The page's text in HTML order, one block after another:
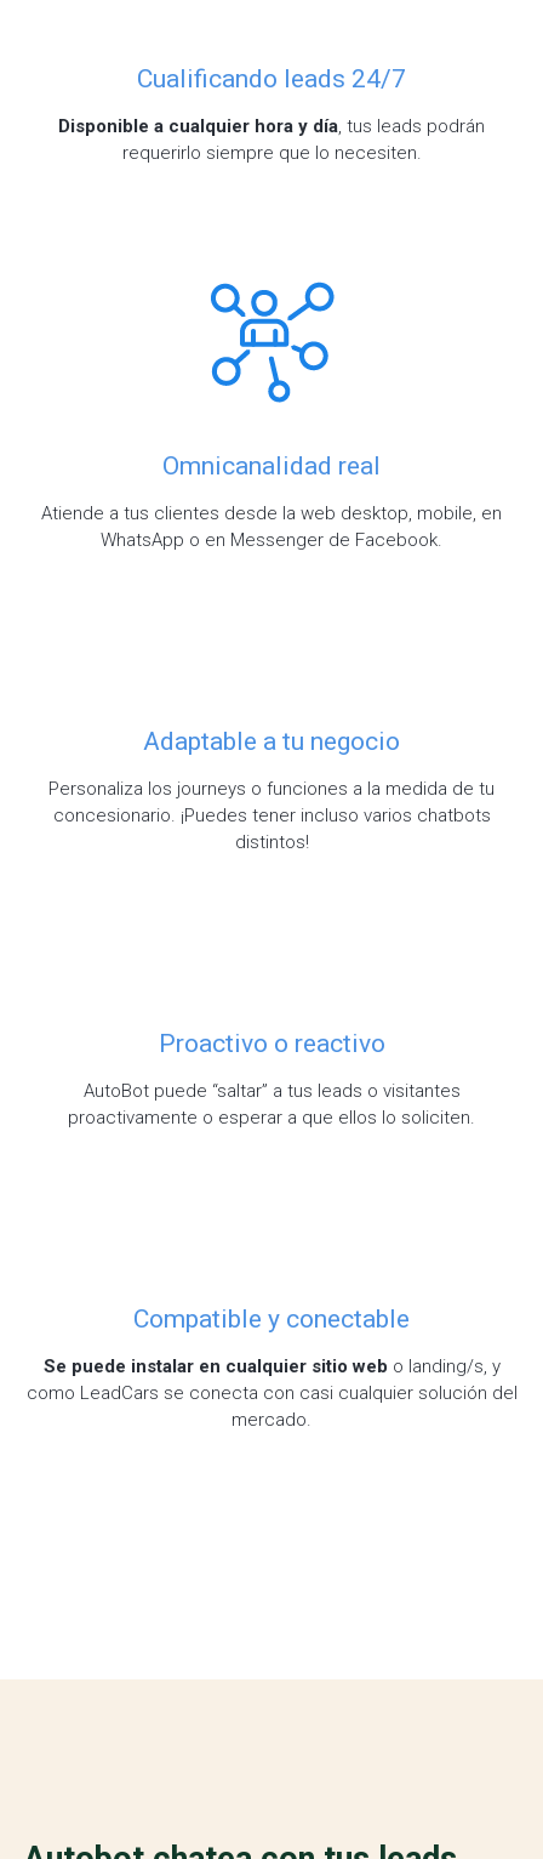
Cualificando leads 24/7
Disponible a cualquier hora y día, tus leads podrán
requerirlo siempre que lo necesiten.
Omnicanalidad real
Atiende a tus clientes desde la web desktop, mobile, en
WhatsApp o en Messenger de Facebook.
Adaptable a tu negocio
Personaliza los journeys o funciones a la medida de tu
concesionario. ¡Puedes tener incluso varios chatbots
distintos!
Proactivo o reactivo
AutoBot puede “saltar” a tus leads o visitantes
proactivamente o esperar a que ellos lo soliciten.
Compatible y conectable
Se puede instalar en cualquier sitio web o landing/s, y
como LeadCars se conecta con casi cualquier solución del
mercado.